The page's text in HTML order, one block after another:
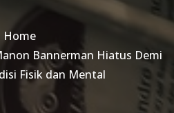
Home
Bannerman Hiatus Demi
Fisik dan Mental